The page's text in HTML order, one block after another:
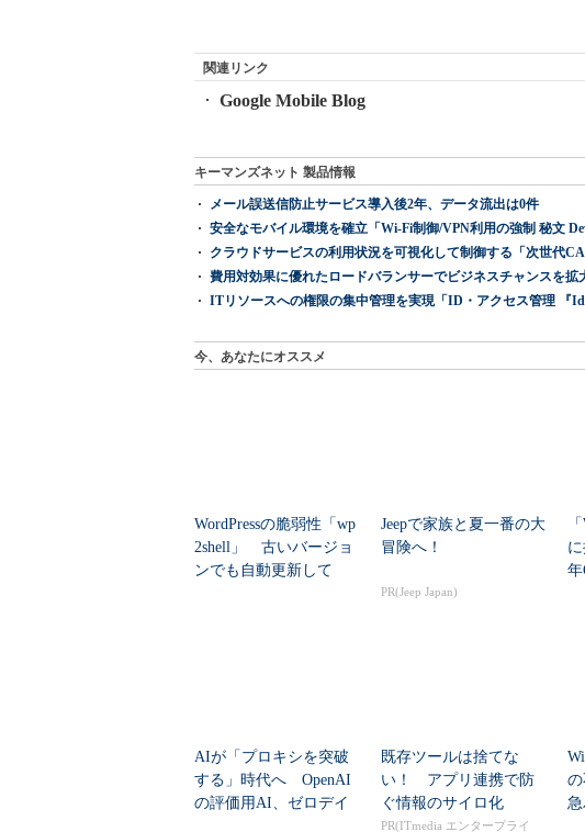
関連リンク
Google Mobile Blog
キーマンズネット 製品情報
メール誤送信防止サービス導入後2年、データ流出は0件
安全なモバイル環境を確立「Wi-Fi制御/VPN利用の強制 秘文
クラウドサービスの利用状況を可視化して制御する「次世代
費用対効果に優れたロードバランサーでビジネスチャンスを拡
ITリソースへの権限の集中管理を実現「ID・アクセス管理 『
今、あなたにオススメ
WordPressの脆弱性「wp
2shell」 古いバージョ
ンでも自動更新して
Jeepで家族と夏一番の大
冒険へ！
PR(Jeep Japan)
年
AIが「プロキシを突破
する」時代へ OpenAI
の評価用AI、ゼロデイ
既存ツールは捨てな
い！ アプリ連携で防
ぐ情報のサイロ化
PR(ITmedia エンタープライ